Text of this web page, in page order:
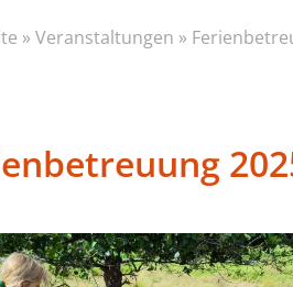
»Veranstaltungen »